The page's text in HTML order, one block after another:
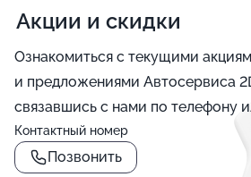
Акции и скидки
Ознакомиться с текущими
и предложениями Автосервиса
связавшись с нами по телефону
Контактный номер
Позвонить